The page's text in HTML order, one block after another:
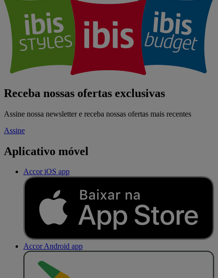
Receba nossas ofertas exclusivas
Assine nossa newsletter e receba nossas ofertas mais recentes
Assine
Aplicativo móvel
Accor iOS app
Accor Android app